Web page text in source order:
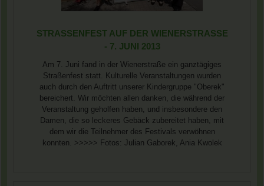
STRASSENFEST AUF DER WIENERSTRASSE -
7. JUNI 2013
Am 7. Juni fand in der Wienerstraße ein ganztägiges
Straßenfest statt. Kulturelle Veranstaltungen wurden
auch durch den Auftritt unserer Kindergruppe "Oberek"
bereichert. Wir möchten allen danken, die während der
Veranstaltung geholfen haben, und insbesondere den
Damen, die so leckeres Gebäck zubereitet haben, mit
dem wir die Teilnehmer des Festivals verwöhnen
konnten. >>>>> Fotos: Julian Gaborek, Ania Kwolek